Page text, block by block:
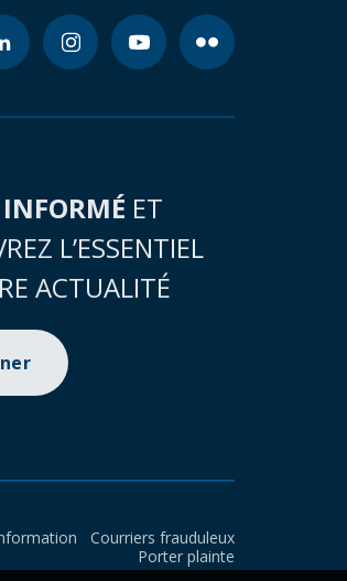
INFORMÉ ET
L’ESSENTIEL
ACTUALITÉ
Courriers frauduleux
Porter plainte